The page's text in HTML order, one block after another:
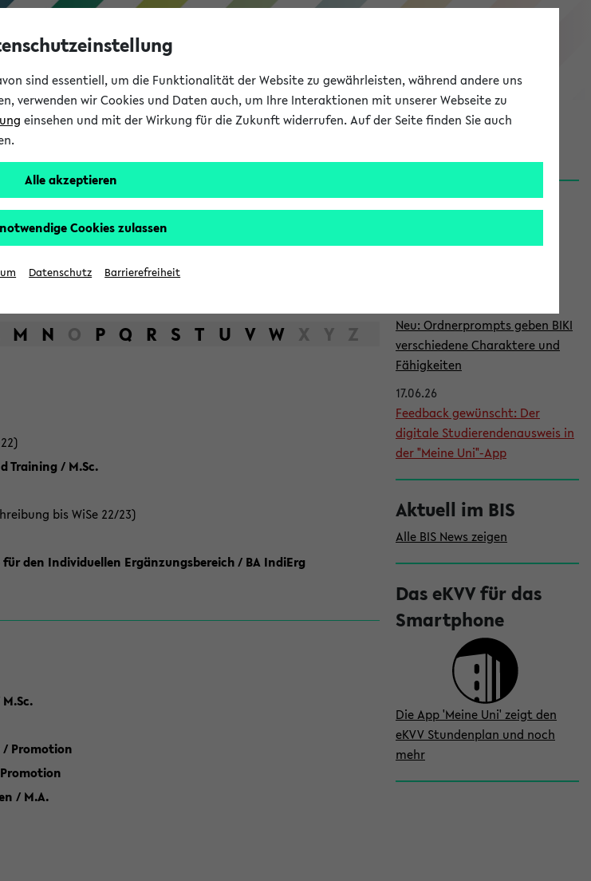
eKVV
Bielefeld
M N O P Q R S T U V W X Y Z
Training / M.Sc.
bis WiSe 22/23)
den Individuellen Ergänzungsbereich / BA IndiErg
/ Promotion
/ M.A.
S
i
News
Neu: Ordnerprompts geben BIKI
verschiedene Charaktere und
Fähigkeiten
17.06.26
Feedback gewünscht: Der
digitale Studierendenausweis in
der "Meine Uni"-App
Aktuell im BIS
Alle BIS News zeigen
Das eKVV für das
Smartphone
Die App 'Meine Uni' zeigt den
eKVV Stundenplan und noch
mehr
sind essentiell, um die Funktionalität der Website zu gewährleisten, während andere uns
verwenden wir Cookies und Daten auch, um Ihre Interaktionen mit unserer Webseite zu
einsehen und mit der Wirkung für die Zukunft widerrufen. Auf der Seite finden Sie auch
Alle akzeptieren
Cookies zulassen
Datenschutz Barrierefreiheit